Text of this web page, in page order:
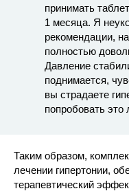
принимать
1 месяца. Я
рекомендации,
полностью
Давление
поднимается,
вы страдаете
попробовать это
Таким образом,
лечении гипертонии,
терапевтический